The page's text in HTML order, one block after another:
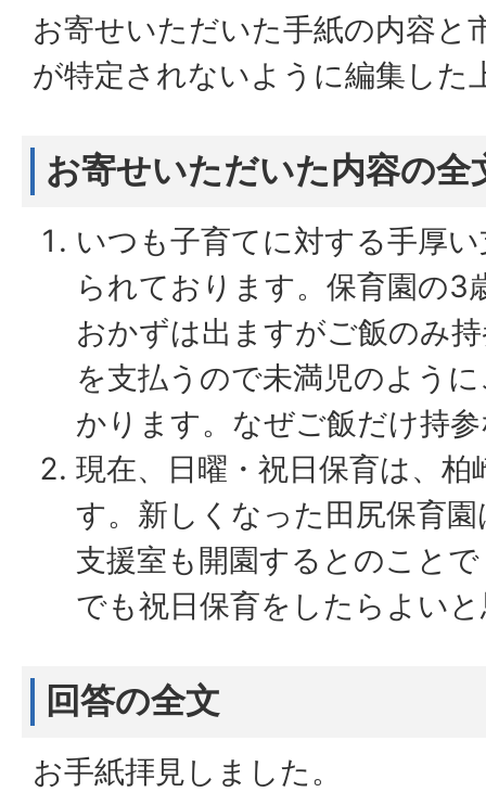
お寄せいただいた手紙の内容と
が特定されないように編集した
お寄せいただいた内容の全
いつも子育てに対する手厚
られております。保育園の3
おかずは出ますがご飯のみ
を支払うので未満児のよう
かります。なぜご飯だけ持
現在、日曜・祝日保育は、
す。新しくなった田尻保育
支援室も開園するとのこと
でも祝日保育をしたらよい
回答の全文
お手紙拝見しました。